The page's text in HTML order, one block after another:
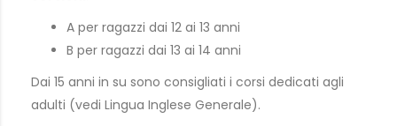
A per ragazzi dai 12 ai 13 anni
B per ragazzi dai 13 ai 14 anni
Dai 15 anni in su sono consigliati i corsi dedicati agli
adulti (vedi Lingua Inglese Generale).